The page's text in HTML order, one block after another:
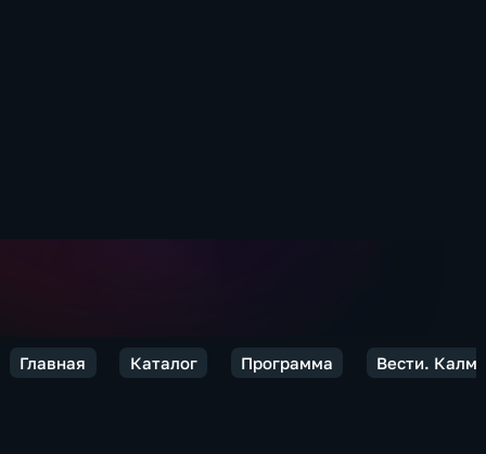
Главная Каталог Программа Вести.